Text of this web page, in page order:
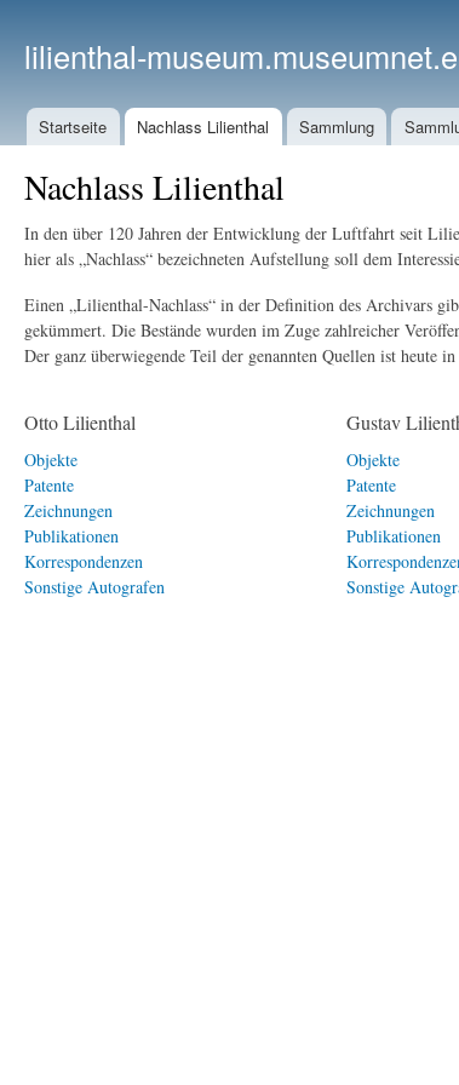
lilienthal-
Startseite Nachlass Lilienthal Sammlung
Nachlass Lilienthal
In den über 120 Jahren der Entwicklung der Luftfahrt seit
hier als „Nachlass“ bezeichneten Aufstellung soll dem
Einen „Lilienthal-Nachlass“ in der Definition des Archivars
gekümmert. Die Bestände wurden im Zuge zahlreicher
Der ganz überwiegende Teil der genannten Quellen ist heute
Otto Lilienthal
Objekte
Patente
Zeichnungen
Publikationen
Korrespondenzen
Sonstige Autografen
Gustav
Objekte
Patente
Zeichnungen
Publikationen
Sonstige